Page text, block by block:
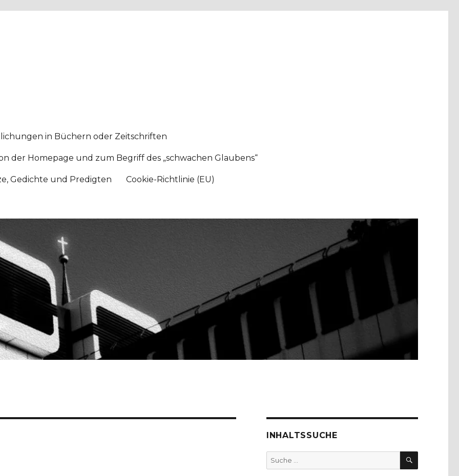
in Büchern oder Zeitschriften
der Homepage und zum Begriff des „schwachen Glaubens“
Gedichte und Predigten Cookie-Richtlinie (EU)
INHALTSSUCHE
Suche
nach:
SUCHEN